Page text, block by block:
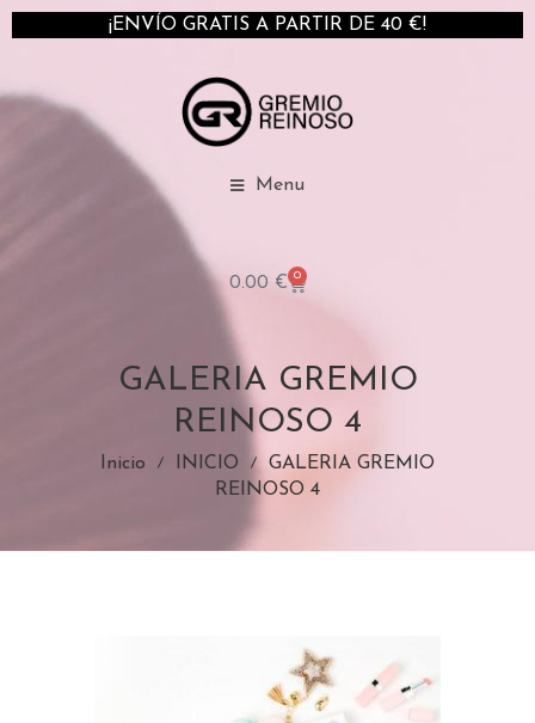
0.00 € 0
Menu
¡ENVÍO GRATIS A PARTIR DE 40 €!
GALERIA GREMIO
REINOSO 4
Inicio INICIO
GALERIA GREMIO
REINOSO 4